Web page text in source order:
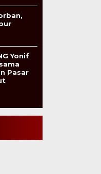
Yonif
Pasar